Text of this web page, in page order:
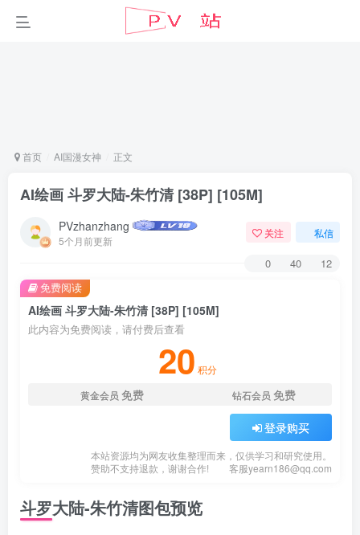
首页 AI国漫女神 正文
AI绘画 斗罗大陆-朱竹清 [38P] [105M]
PVzhanzhang
5个月前更新
关注 私信
0 40 12
AI绘画 斗罗大陆-朱竹清 [38P] [105M]
此内容为免费阅读，请付费后查看
20 积分
黄金会员 免费 钻石会员 免费
登录购买
本站资源均为网友收集整理而来，仅供学习和研究使用。
赞助不支持退款，谢谢合作!
客服yearn186@qq.com
免费阅读
斗罗大陆-朱竹清图包预览